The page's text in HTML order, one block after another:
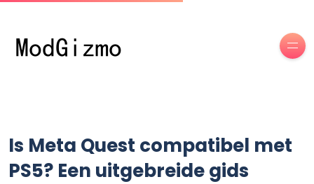
Is Meta Quest compatibel met
PS5? Een uitgebreide gids